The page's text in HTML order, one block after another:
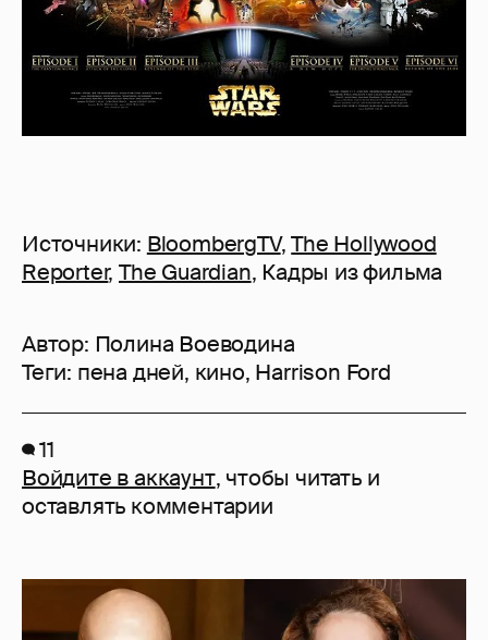
Источники: BloombergTV,The Hollywood
Reporter,The Guardian, Кадры из фильма
Автор: Полина Воеводина
Теги: пена дней, кино, Harrison Ford
11
Войдите в аккаунт, чтобы читать и
оставлять комментарии